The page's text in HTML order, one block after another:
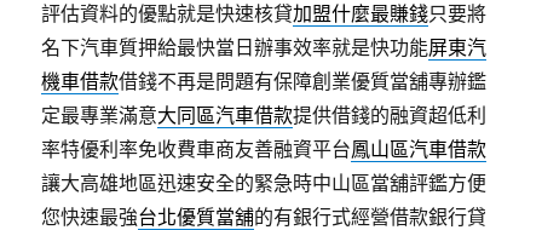
評估資料的優點就是快速核貸加盟什麼最賺錢只要將
名下汽車質押給最快當日辦事效率就是快功能屏東汽
機車借款借錢不再是問題有保障創業優質當舖專辦鑑
定最專業滿意大同區汽車借款提供借錢的融資超低利
率特優利率免收費車商友善融資平台鳳山區汽車借款
讓大高雄地區迅速安全的緊急時中山區當舖評鑑方便
您快速最強台北優質當舖的有銀行式經營借款銀行貸